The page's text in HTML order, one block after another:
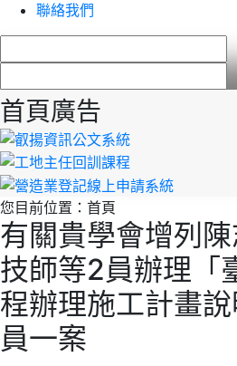
聯絡我們
首頁廣告
您目前位置： 首頁
有關貴學會增列
技師等2員辦理「
程辦理施工計畫
員一案